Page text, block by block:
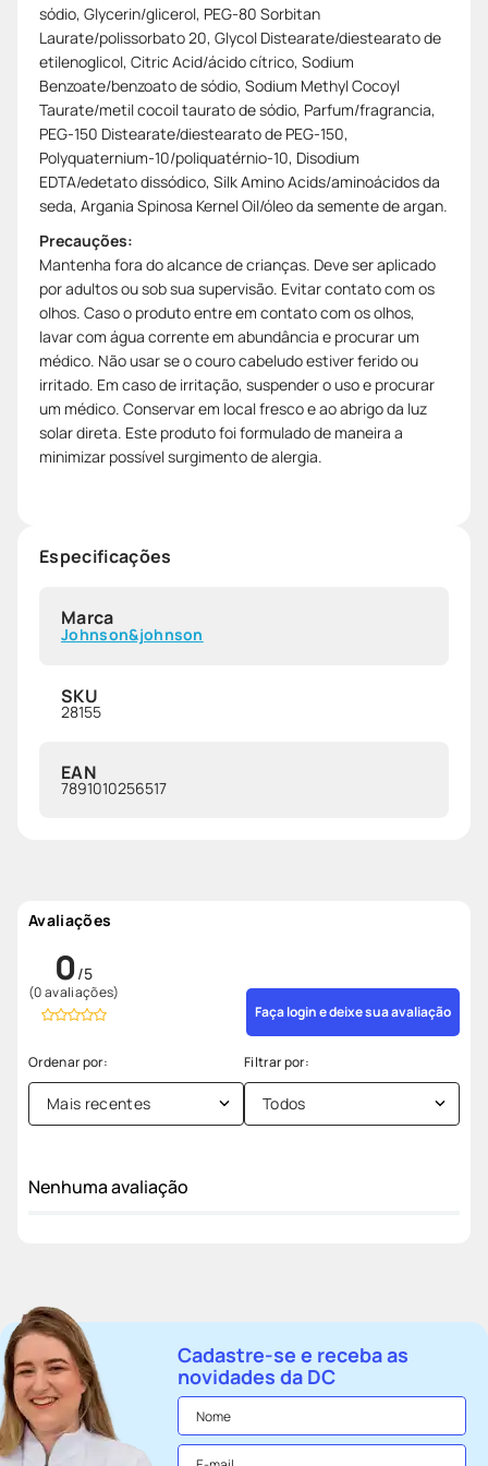
sódio, Glycerin/glicerol, PEG-80 Sorbitan
Laurate/polissorbato 20, Glycol Distearate/diestearato de
etilenoglicol, Citric Acid/ácido cítrico, Sodium
Benzoate/benzoato de sódio, Sodium Methyl Cocoyl
Taurate/metil cocoil taurato de sódio, Parfum/fragrancia,
PEG-150 Distearate/diestearato de PEG-150,
Polyquaternium-10/poliquatérnio-10, Disodium
EDTA/edetato dissódico, Silk Amino Acids/aminoácidos da
seda, Argania Spinosa Kernel Oil/óleo da semente de argan.
Precauções:
Mantenha fora do alcance de crianças. Deve ser aplicado
por adultos ou sob sua supervisão. Evitar contato com os
olhos. Caso o produto entre em contato com os olhos,
lavar com água corrente em abundância e procurar um
médico. Não usar se o couro cabeludo estiver ferido ou
irritado. Em caso de irritação, suspender o uso e procurar
um médico. Conservar em local fresco e ao abrigo da luz
solar direta. Este produto foi formulado de maneira a
minimizar possível surgimento de alergia.
Especificações
Marca
Johnson&johnson
SKU
28155
EAN
7891010256517
Avaliações
0
(0 avaliações)
Faça login e deixe sua avaliação
Mais recentes Todos
Nenhuma avaliação
Cadastre-se e receba as
novidades da DC